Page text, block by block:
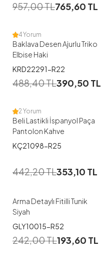
957,00TL765,60 TL
4 Yorum
Baklava Desen Ajurlu Triko
Elbise Haki
KRD22291-R22
488,40TL390,50 TL
38 40 48
2 Yorum
Beli Lastikli İspanyol Paça
Pantolon Kahve
KÇ21098-R25
442,20TL353,10 TL
1
Arma Detaylı Fitilli Tunik
Siyah
GLY10015-R52
242,00TL193,60 TL